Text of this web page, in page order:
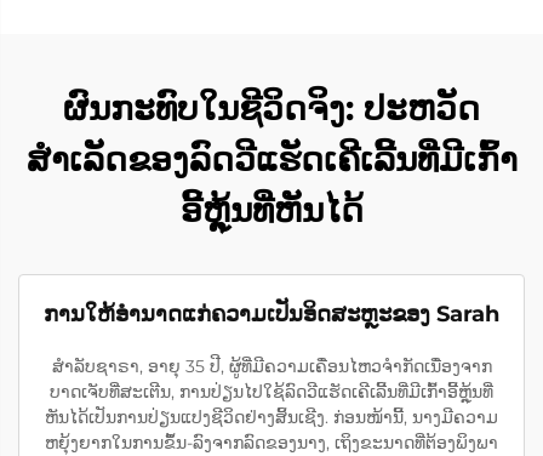
ຜົນກະທົບໃນຊີວິດຈິງ: ປະຫວັດ
ສຳເລັດຂອງລົດວີແຮັດເຄີເລີ້ນທີ່ມີເກົ້າ
ອີ້ຫຼຸ້ນທີ່ຫັນໄດ້
ການໃຫ້ອຳນາດແກ່ຄວາມເປັນອິດສະຫຼະຂອງ Sarah
ສຳລັບຊາຣາ, ອາຍຸ 35 ປີ, ຜູ້ທີ່ມີຄວາມເຄື່ອນໄຫວຈຳກັດເນື່ອງຈາກ
ບາດເຈັບທີ່ສະເຕີນ, ການປ່ຽນໄປໃຊ້ລົດວີແຮັດເຄີເລີ້ນທີ່ມີເກົ້າອີ້ຫຼຸ້ນທີ່
ຫັນໄດ້ເປັນການປ່ຽນແປງຊີວິດຢ່າງສິ້ນເຊີງ. ກ່ອນໜ້ານີ້, ນາງມີຄວາມ
ຫຍຸ້ງຍາກໃນການຂຶ້ນ-ລົງຈາກລົດຂອງນາງ, ເຖິງຂະນາດທີ່ຕ້ອງພິງພາ